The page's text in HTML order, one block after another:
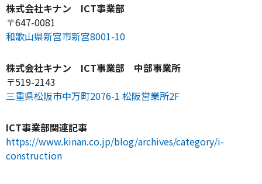
株式会社キナン ICT事業部
〒647-0081
和歌山県新宮市新宮8001-10
株式会社キナン ICT事業部 中部事業所
〒519-2143
三重県松阪市中万町2076-1 松阪営業所2F
ICT事業部関連記事
https://www.kinan.co.jp/blog/archives/category/i-
construction